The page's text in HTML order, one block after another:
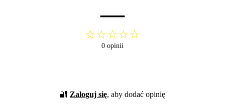
—
☆☆☆☆☆
0 opinii
🔐 Zaloguj się, aby dodać opinię